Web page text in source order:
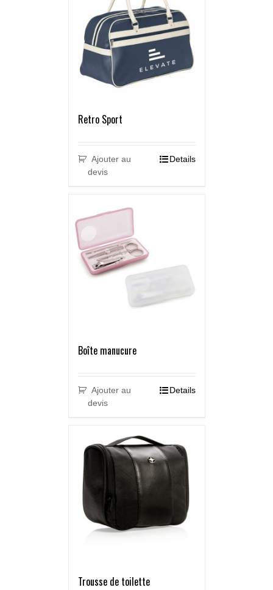
Retro Sport
Ajouter au
devis
Details
Boîte manucure
Ajouter au
devis
Details
Trousse de toilette